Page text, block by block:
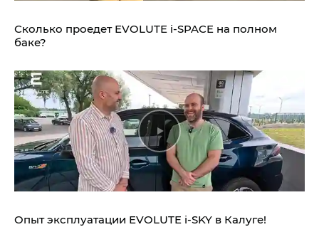
Сколько проедет EVOLUTE i‑SPACE на полном
баке?
Опыт эксплуатации EVOLUTE i‑SKY в Калуге!